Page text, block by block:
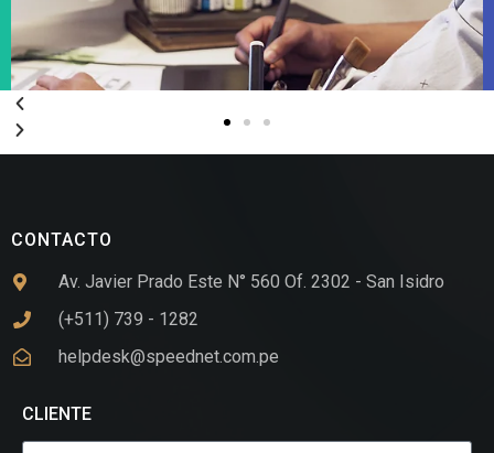
CLIENTE
CONTACTO
Av. Javier Prado Este N° 560 Of. 2302 - San Isidro
(+511) 739 - 1282
helpdesk@speednet.com.pe